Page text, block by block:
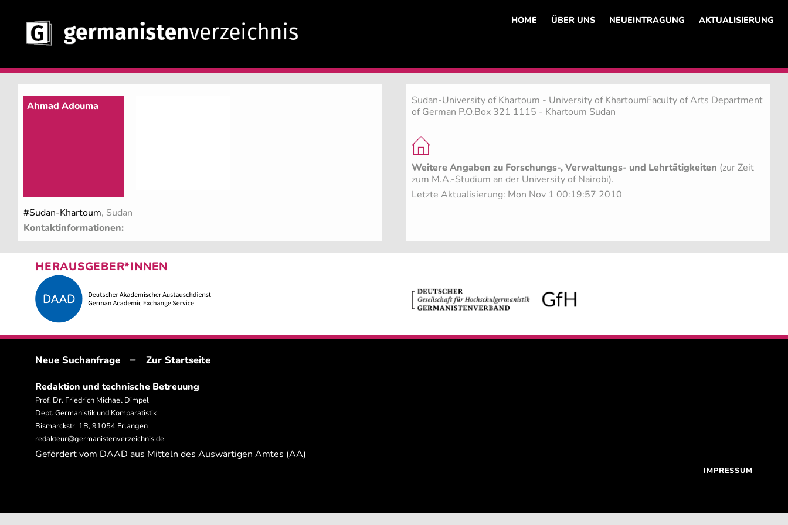
HOME ÜBER UNS NEUEINTRAGUNG AKTUALISIERUNG
Ahmad Adouma
#Sudan-Khartoum, Sudan
Kontaktinformationen:
Sudan-University of Khartoum - University of KhartoumFaculty of Arts Department
of German P.O.Box 321 1115 - Khartoum Sudan
Weitere Angaben zu Forschungs-, Verwaltungs- und Lehrtätigkeiten (zur Zeit
zum M.A.-Studium an der University of Nairobi).
Letzte Aktualisierung: Mon Nov 1 00:19:57 2010
HERAUSGEBER*INNEN
Neue Suchanfrage – Zur Startseite
Redaktion und technische Betreuung
Prof. Dr. Friedrich Michael Dimpel
Dept. Germanistik und Komparatistik
Bismarckstr. 1B, 91054 Erlangen
redakteur@germanistenverzeichnis.de
Gefördert vom DAAD aus Mitteln des Auswärtigen Amtes (AA)
IMPRESSUM